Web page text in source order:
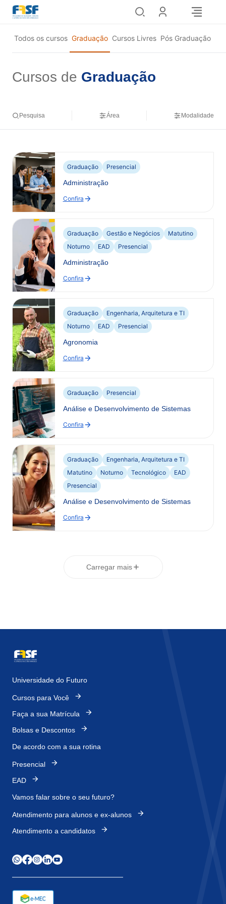
Pular
para
conteúdo
Todos os cursos Graduação Cursos Livres Pós Graduação
Cursos de Graduação
Pesquisa Área Modalidade
Graduação Presencial
Administração
Confira
:
Graduação Gestão e Negócios
Matutino
Noturno
EAD Presencial
Administração
Confira
:
Graduação
Engenharia, Arquitetura e TI
Noturno
EAD Presencial
Agronomia
Confira
:
Graduação Presencial
Análise e Desenvolvimento de Sistemas
Confira
:
Desenvolvimento
de
Sistemas
Graduação
Engenharia, Arquitetura e TI
Matutino
Noturno Tecnológico
EAD
Presencial
Análise e Desenvolvimento de Sistemas
Confira
:
Sistemas
Carregar mais
Universidade do Futuro
Cursos para Você
Faça a sua Matrícula
Bolsas e Descontos
De acordo com a sua rotina
Presencial
EAD
Vamos falar sobre o seu futuro?
Atendimento para alunos e ex-alunos
Atendimento a candidatos
WhatsApp
Facebook
Instagram
LinkedInYoutube